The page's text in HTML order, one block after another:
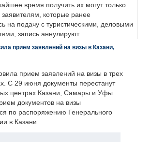
время получить их могут только
которые ранее
на подачу с туристическими, деловыми
запись аннулируют.
прием заявлений на визы в Казани,
прием заявлений на визы в трех
С 29 июня документы перестанут
центрах Казани, Самары и Уфы.
документов на визы
по распоряжению Генерального
в Казани.